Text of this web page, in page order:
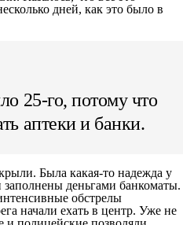
дней, как это было в
25-го, потому что
аптеки и банки.
Была какая-то надежда у
деньгами банкоматы.
обстрелы
начали ехать в центр. Уже не